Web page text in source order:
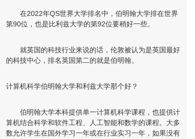
在2022年QS世界大学排名中，伯明翰大学排在世界
第90位，也是比利兹大学的第92位要稍好一些。
就英国的科技行业来说的话，伦敦被认为是英国最好
的科技中心，排名英国第二的就是伯明翰。
计算机科学伯明翰大学和利兹大学那个好？
伯明翰大学本科提供单一计算机科学课程，也提供计
算机结合科学和软件工程、人工智能和数学的课程。大多
数允许学生在国外学习一年或在行业实习一年，如果没有